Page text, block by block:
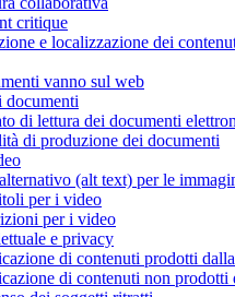
critique
e localizzazione dei
vanno sul web
di lettura dei documenti
di produzione dei documenti
(alt text) per le
per i video
per i video
e privacy
di contenuti prodotti
di contenuti non